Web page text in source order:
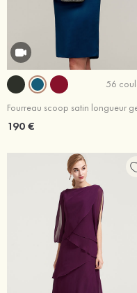
56
190 €